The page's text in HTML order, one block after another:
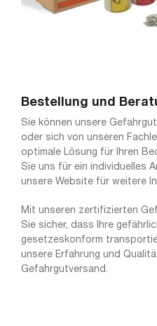
Bestellung und
Sie können unsere
oder sich von unseren
optimale Lösung für Ihren
Sie uns für ein individuelles
unsere Website für weitere
Mit unseren zertifizierten
Sie sicher, dass Ihre
gesetzeskonform
unsere Erfahrung und
Gefahrgutversand.